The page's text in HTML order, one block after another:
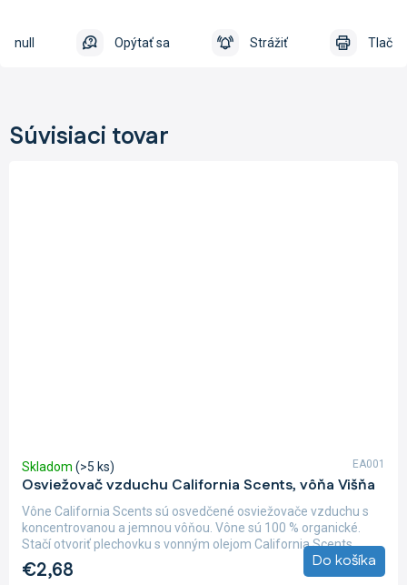
Tlač
Opýtať sa Strážiť
null
Súvisiaci tovar
Osviežovač vzduchu California Scents, vôňa Višňa
Skladom (>5 ks)
€2,68 Do košíka
Vône California Scents sú osvedčené osviežovače vzduchu s
koncentrovanou a jemnou vôňou. Vône sú 100 % organické.
Stačí otvoriť plechovku s vonným olejom California Scents,...
EA001